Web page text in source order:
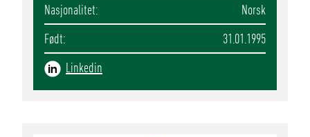
Nasjonalitet
Norsk
Født
31.01.1995
Linkedin